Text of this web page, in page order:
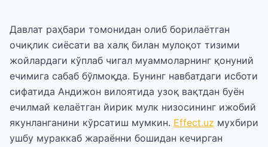
Давлат раҳбари томонидан олиб борилаётган
очиқлик сиёсати ва халқ билан мулоқот тизими
жойлардаги кўплаб чигал муаммоларнинг қонуний
ечимига сабаб бўлмоқда. Бунинг навбатдаги исботи
сифатида Андижон вилоятида узоқ вақтдан буён
ечилмай келаётган йирик мулк низосининг ижобий
якунланганини кўрсатиш мумкин. Effeсt.uz мухбири
ушбу мураккаб жараённи бошидан кечирган